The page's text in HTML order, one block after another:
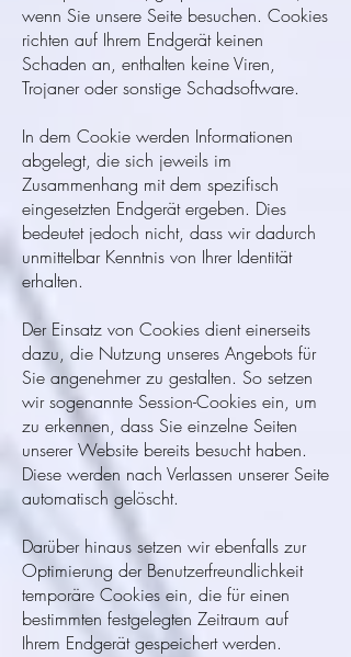
wenn Sie unsere Seite besuchen. Cookies
richten auf Ihrem Endgerät keinen
Schaden an, enthalten keine Viren,
Trojaner oder sonstige Schadsoftware.
In dem Cookie werden Informationen
abgelegt, die sich jeweils im
Zusammenhang mit dem spezifisch
eingesetzten Endgerät ergeben. Dies
bedeutet jedoch nicht, dass wir dadurch
unmittelbar Kenntnis von Ihrer Identität
erhalten.
Der Einsatz von Cookies dient einerseits
dazu, die Nutzung unseres Angebots für
Sie angenehmer zu gestalten. So setzen
wir sogenannte Session-Cookies ein, um
zu erkennen, dass Sie einzelne Seiten
unserer Website bereits besucht haben.
Diese werden nach Verlassen unserer Seite
automatisch gelöscht.
Darüber hinaus setzen wir ebenfalls zur
Optimierung der Benutzerfreundlichkeit
temporäre Cookies ein, die für einen
bestimmten festgelegten Zeitraum auf
Ihrem Endgerät gespeichert werden.